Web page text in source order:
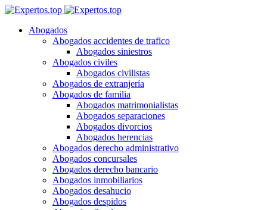
Abogados
Abogados accidentes de trafico
Abogados siniestros
Abogados civiles
Abogados civilistas
Abogados de extranjería
Abogados de familia
Abogados matrimonialistas
Abogados separaciones
Abogados divorcios
Abogados herencias
Abogados derecho administrativo
Abogados concursales
Abogados derecho bancario
Abogados inmobiliarios
Abogados desahucio
Abogados despidos